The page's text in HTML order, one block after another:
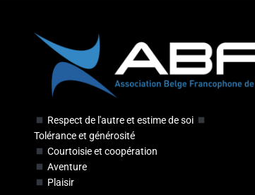
Respect de l'autre et estime de soi
Tolérance et générosité
Courtoisie et coopération
Aventure
Plaisir